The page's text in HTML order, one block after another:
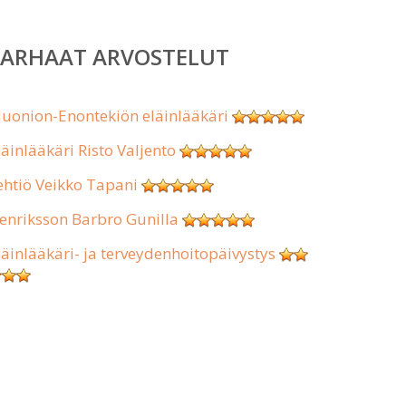
ARVOSTELUT
Enontekiön eläinlääkäri
Risto Valjento
Veikko Tapani
Barbro Gunilla
ja terveydenhoitopäivystys